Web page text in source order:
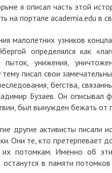
я описал часть этой
на портале academia.edu в
малолетних узников
определялся как
пыток, унижения,
тему писал свои
бегства,
Бузаев. Он описывал
был вынужден бежать от
другие активисты писали
Они те, кто претерпевает
потомкам. Именно об
в памяти